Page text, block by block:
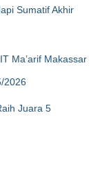
Sumatif Akhir
Ma’arif Makassar
2026
Juara 5